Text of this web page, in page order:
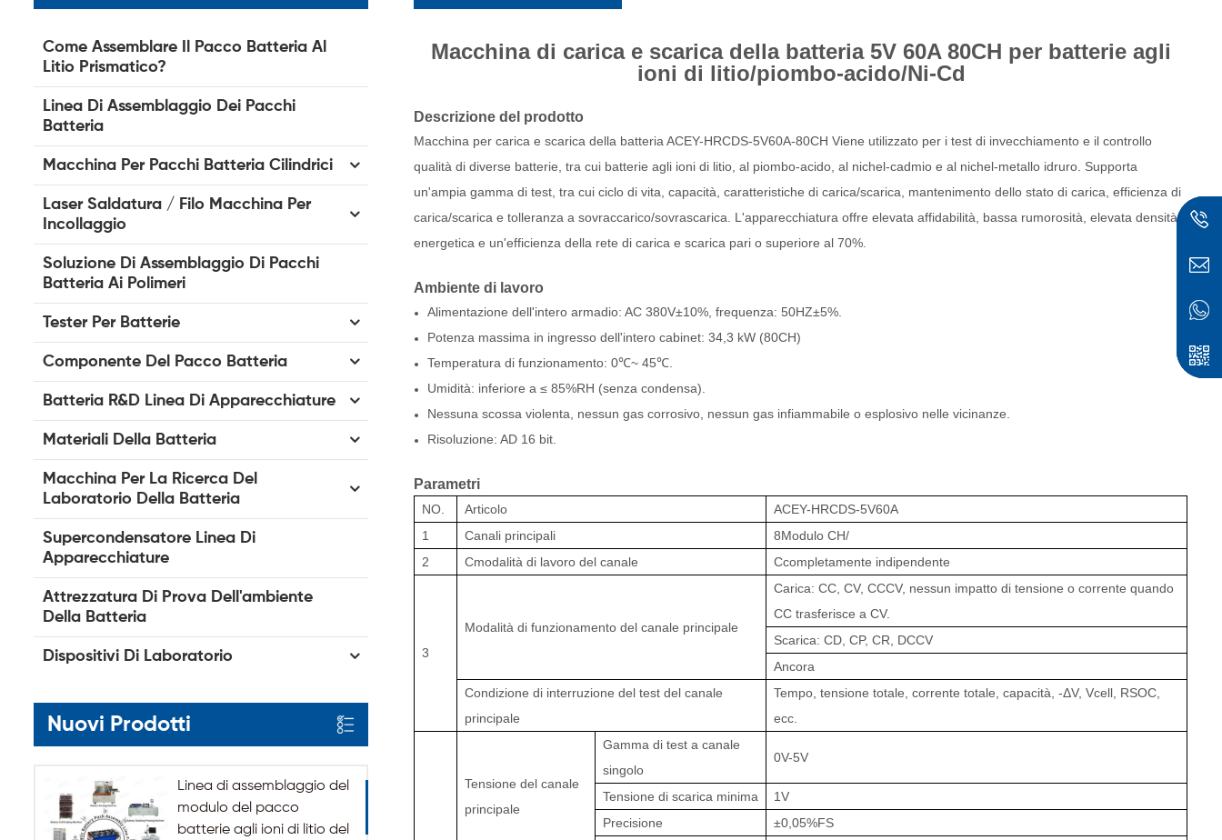
Come Assemblare Il Pacco Batteria Al
Litio Prismatico?
Linea Di Assemblaggio Dei Pacchi
Batteria
Macchina Per Pacchi Batteria Cilindrici
Laser Saldatura / Filo Macchina Per
Incollaggio
Soluzione Di Assemblaggio Di Pacchi
Batteria Ai Polimeri
Tester Per Batterie
Componente Del Pacco Batteria
Batteria R&D Linea Di Apparecchiature
Materiali Della Batteria
Macchina Per La Ricerca Del
Laboratorio Della Batteria
Supercondensatore Linea Di
Apparecchiature
Attrezzatura Di Prova Dell'ambiente
Della Batteria
Dispositivi Di Laboratorio
Nuovi Prodotti
Linea di assemblaggio del
modulo del pacco
batterie agli ioni di litio del
Macchina di carica e scarica della batteria 5V 60A 80CH per batterie agli
ioni di litio/piombo-acido/Ni-Cd
Descrizione del prodotto
Macchina per carica e scarica della batteria ACEY-HRCDS-5V60A-80CHViene utilizzato per i test di invecchiamento e il controllo
qualità di diverse batterie, tra cui batterie agli ioni di litio, al piombo-acido, al nichel-cadmio e al nichel-metallo idruro. Supporta
un'ampia gamma di test, tra cui ciclo di vita, capacità, caratteristiche di carica/scarica, mantenimento dello stato di carica, efficienza di
carica/scarica e tolleranza a sovraccarico/sovrascarica. L'apparecchiatura offre elevata affidabilità, bassa rumorosità, elevata densità
energetica e un'efficienza della rete di carica e scarica pari o superiore al 70%.
Ambiente di lavoro
Alimentazione dell'intero armadio: AC 380V±10%, frequenza: 50HZ±5%.
Potenza massima in ingresso dell'intero cabinet: 34,3 kW (80CH)
Temperatura di funzionamento: 0℃~ 45℃.
Umidità: inferiore a ≤ 85%RH (senza condensa).
Nessuna scossa violenta, nessun gas corrosivo, nessun gas infiammabile o esplosivo nelle vicinanze.
Risoluzione: AD 16 bit.
Parametri
NO. Articolo
ACEY-HRCDS-5V60A
1
Canali principali 8Modulo CH/
2
Cmodalità di lavoro del canale Ccompletamente indipendente
3
Modalità di funzionamento del canale principale
Carica: CC, CV, CCCV, nessun impatto di tensione o corrente quando
CC trasferisce a CV.
Scarica: CD, CP, CR, DCCV
Ancora
Condizione di interruzione del test del canale
principale
Tempo, tensione totale, corrente totale, capacità, -ΔV, Vcell, RSOC,
ecc.
Tensione del canale
principale
Gamma di test a canale
singolo
0V-5V
Tensione di scarica minima 1V
Precisione
±0,05%FS